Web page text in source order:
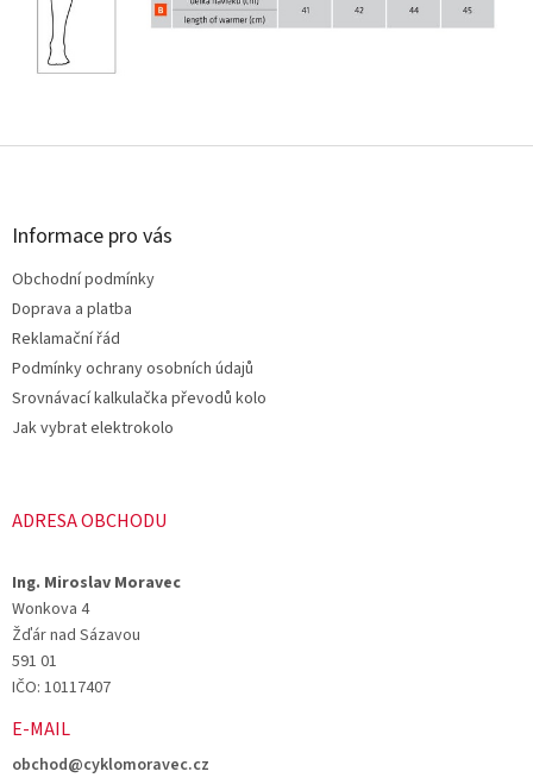
Z
Informace pro vás
Obchodní podmínky
Doprava a platba
Reklamační řád
Podmínky ochrany osobních údajů
Srovnávací kalkulačka převodů kolo
Jak vybrat elektrokolo
ADRESA OBCHODU
Ing. Miroslav Moravec
Wonkova 4
Žďár nad Sázavou
591 01
IČO: 10117407
E-MAIL
obchod@cyklomoravec.cz